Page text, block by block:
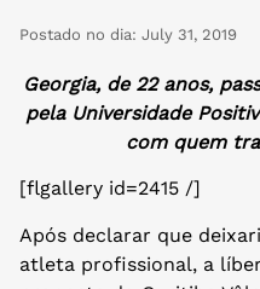
Postado no dia: July 31, 2019
Georgia, de 22 anos,
pela Universidade
com quem
[flgallery id=2415 /]
Após declarar que
atleta profissional, a